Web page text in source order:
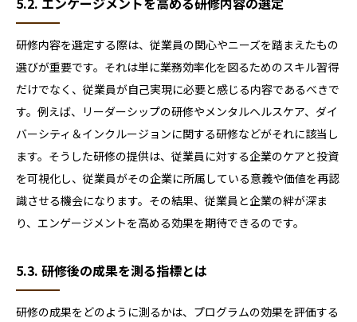
研修内容を選定する際は、従業員の関心やニーズを踏まえたもの
選びが重要です。それは単に業務効率化を図るためのスキル習得
だけでなく、従業員が自己実現に必要と感じる内容であるべきで
す。例えば、リーダーシップの研修やメンタルヘルスケア、ダイ
バーシティ＆インクルージョンに関する研修などがそれに該当し
ます。そうした研修の提供は、従業員に対する企業のケアと投資
を可視化し、従業員がその企業に所属している意義や価値を再認
識させる機会になります。その結果、従業員と企業の絆が深ま
り、エンゲージメントを高める効果を期待できるのです。
5.3. 研修後の成果を測る指標とは
研修の成果をどのように測るかは、プログラムの効果を評価する